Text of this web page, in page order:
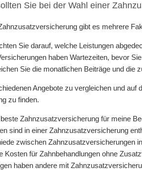
Sie bei der Wahl einer
gibt es mehrere
Sie darauf, welche Leistungen
haben Wartezeiten, bevor
Sie die monatlichen Beiträge und die
Angebote zu vergleichen und
zu finden.
Zahnzusatzversicherung für meine
sind in einer Zahnzusatzversicherung
zwischen Zahnzusatzversicherungen
Kosten für Zahnbehandlungen ohne
haben andere mit